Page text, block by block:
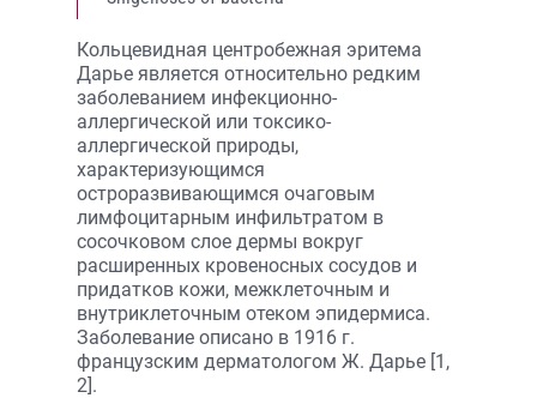
Кольцевидная центробежная эритема
Дарье является относительно редким
заболеванием инфекционно-
аллергической или токсико-
аллергической природы,
характеризующимся
остроразвивающимся очаговым
лимфоцитарным инфильтратом в
сосочковом слое дермы вокруг
расширенных кровеносных сосудов и
придатков кожи, межклеточным и
внутриклеточным отеком эпидермиса.
Заболевание описано в 1916 г.
французским дерматологом Ж. Дарье [1,
2].